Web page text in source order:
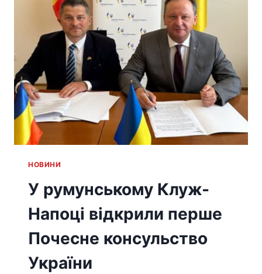
HОВИНИ
У румунському Клуж-
Напоці відкрили перше
Почесне консульство
України